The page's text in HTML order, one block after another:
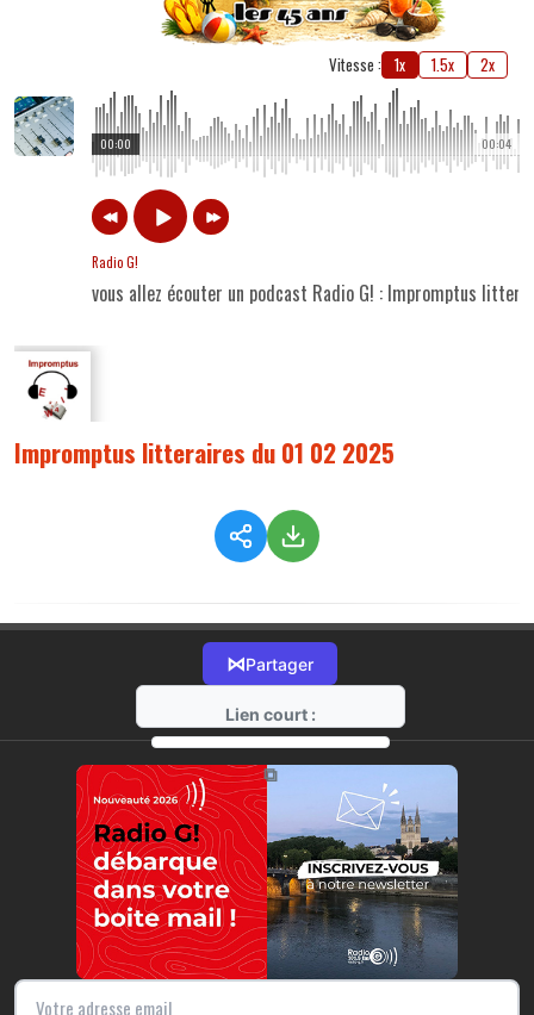
Vitesse : 1x 1.5x 2x
00:04
00:00
Radio G!
vous allez écouter un podcast Radio G! : Impromptus
Impromptus litteraires du 01 02 2025
⋈Partager
Lien court :
https://radio-g.fr?16766
⧉